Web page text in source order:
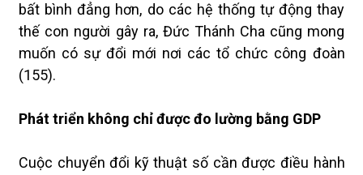
bất bình đẳng hơn, do các hệ thống tự động thay
thế con người gây ra, Đức Thánh Cha cũng mong
muốn có sự đổi mới nơi các tổ chức công đoàn
(155).
Phát triển không chỉ được đo lường bằng GDP
Cuộc chuyển đổi kỹ thuật số cần được điều hành